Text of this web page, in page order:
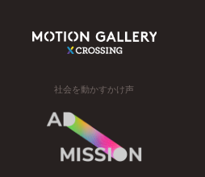
社会を動かすかけ声